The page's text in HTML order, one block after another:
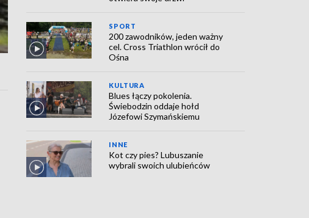
SPORT
200 zawodników, jeden ważny
cel. Cross Triathlon wrócił do
Ośna
KULTURA
Blues łączy pokolenia.
Świebodzin oddaje hołd
Józefowi Szymańskiemu
INNE
Kot czy pies? Lubuszanie
wybrali swoich ulubieńców